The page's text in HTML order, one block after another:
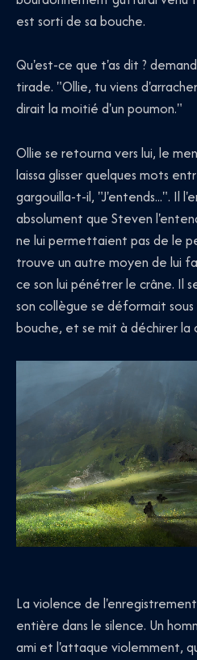
est sorti de sa bouche.
Qu'est-ce que t'as dit ?
tirade. "Ollie, tu viens
dirait la moitié d'un poumon."
Ollie se retourna vers lui, le
laissa glisser quelques mots
gargouilla-t-il, "J'entends...". Il
absolument que Steven
ne lui permettaient pas de le
trouve un autre moyen de lui
ce son lui pénétrer le crâne. Il
son collègue se déformait sous
bouche, et se mit à déchirer la
La violence de
entière dans le silence. Un
ami et l'attaque violemment,